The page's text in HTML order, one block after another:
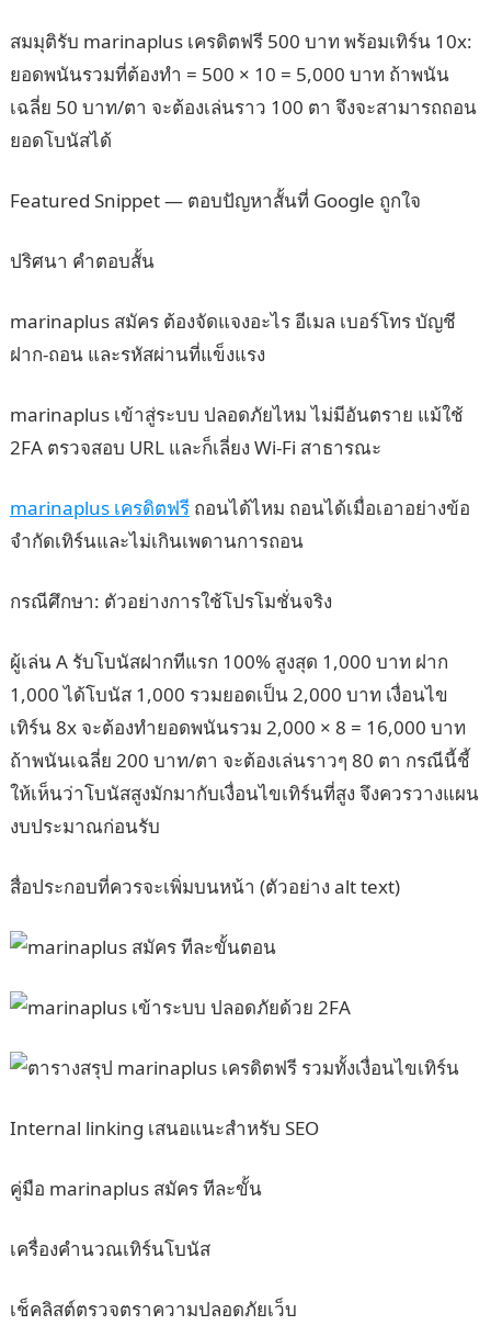
สมมุติรับ marinaplus เครดิตฟรี 500 บาท พร้อมเทิร์น 10x:
ยอดพนันรวมที่ต้องทำ = 500 × 10 = 5,000 บาท ถ้าพนัน
เฉลี่ย 50 บาท/ตา จะต้องเล่นราว 100 ตา จึงจะสามารถถอน
ยอดโบนัสได้
Featured Snippet — ตอบปัญหาสั้นที่ Google ถูกใจ
ปริศนา คำตอบสั้น
marinaplus สมัคร ต้องจัดแจงอะไร อีเมล เบอร์โทร บัญชี
ฝาก-ถอน และรหัสผ่านที่แข็งแรง
marinaplus เข้าสู่ระบบ ปลอดภัยไหม ไม่มีอันตราย แม้ใช้
2FA ตรวจสอบ URL และก็เลี่ยง Wi-Fi สาธารณะ
marinaplus เครดิตฟรีถอนได้ไหม ถอนได้เมื่อเอาอย่างข้อ
จำกัดเทิร์นและไม่เกินเพดานการถอน
กรณีศึกษา: ตัวอย่างการใช้โปรโมชั่นจริง
ผู้เล่น A รับโบนัสฝากทีแรก 100% สูงสุด 1,000 บาท ฝาก
1,000 ได้โบนัส 1,000 รวมยอดเป็น 2,000 บาท เงื่อนไข
เทิร์น 8x จะต้องทำยอดพนันรวม 2,000 × 8 = 16,000 บาท
ถ้าพนันเฉลี่ย 200 บาท/ตา จะต้องเล่นราวๆ 80 ตา กรณีนี้ชี้
ให้เห็นว่าโบนัสสูงมักมากับเงื่อนไขเทิร์นที่สูง จึงควรวางแผน
งบประมาณก่อนรับ
สื่อประกอบที่ควรจะเพิ่มบนหน้า (ตัวอย่าง alt text)
Internal linking เสนอแนะสำหรับ SEO
คู่มือ marinaplus สมัคร ทีละขั้น
เครื่องคำนวณเทิร์นโบนัส
เช็คลิสต์ตรวจตราความปลอดภัยเว็บ